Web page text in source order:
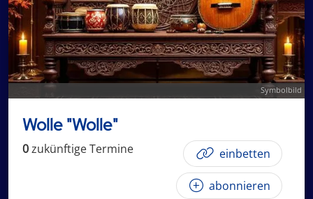
Symbolbild
Wolle "Wolle"
0zukünftigeTermine einbetten
abonnieren